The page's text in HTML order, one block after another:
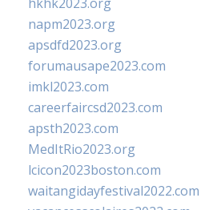
napm2023.org
apsdfd2023.org
forumausape2023.com
imkl2023.com
careerfaircsd2023.com
apsth2023.com
MedItRio2023.org
lcicon2023boston.com
waitangidayfestival2022.com